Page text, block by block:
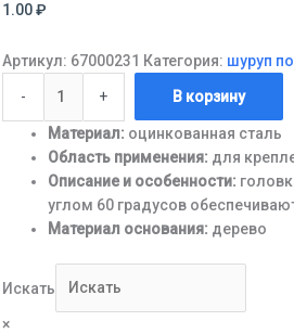
1.00₽
Артикул: 67000231 Категория: шуруп
- + В корзину
Материал: оцинкованная сталь
Область применения: для
Описание и особенности:
углом 60 градусов
Материал основания: дерево
Искать
×